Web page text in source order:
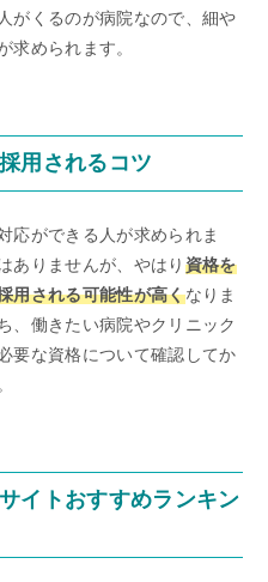
がくるのが病院なので、細や
求められます。
用されるコツ
応ができる人が求められま
ありませんが、やはり 資格を
用される可能性が高くなりま
、働きたい病院やクリニック
要な資格について確認してか
イトおすすめランキン